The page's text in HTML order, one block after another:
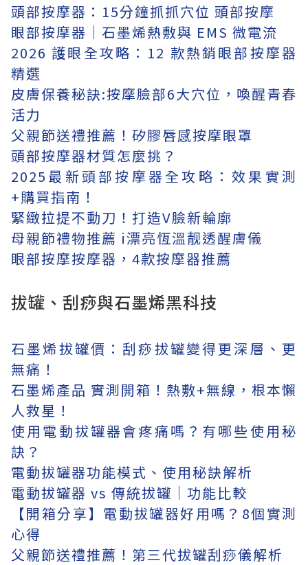
頭部按摩器：15分鐘抓抓穴位 頭部按摩
眼部按摩器│石墨烯熱敷與 EMS 微電流
2026 護眼全攻略：12 款熱銷眼部按摩器
精選
皮膚保養秘訣:按摩臉部6大穴位，喚醒青春
活力
父親節送禮推薦！矽膠唇感按摩眼罩
頭部按摩器材質怎麼挑？
2025最新頭部按摩器全攻略：效果實測
+購買指南！
緊緻拉提不動刀！打造V臉新輪廓
母親節禮物推薦 i漂亮恆溫靓透醒膚儀
眼部按摩按摩器，4款按摩器推薦
拔罐、刮痧與石墨烯黑科技
石墨烯拔罐價：刮痧拔罐變得更深層、更
無痛！
石墨烯產品 實測開箱！熱敷+無線，根本懶
人救星！
使用電動拔罐器會疼痛嗎？有哪些使用秘
訣？
電動拔罐器功能模式、使用秘訣解析
電動拔罐器 vs 傳統拔罐｜功能比較
【開箱分享】電動拔罐器好用嗎？8個實測
心得
父親節送禮推薦！第三代拔罐刮痧儀解析